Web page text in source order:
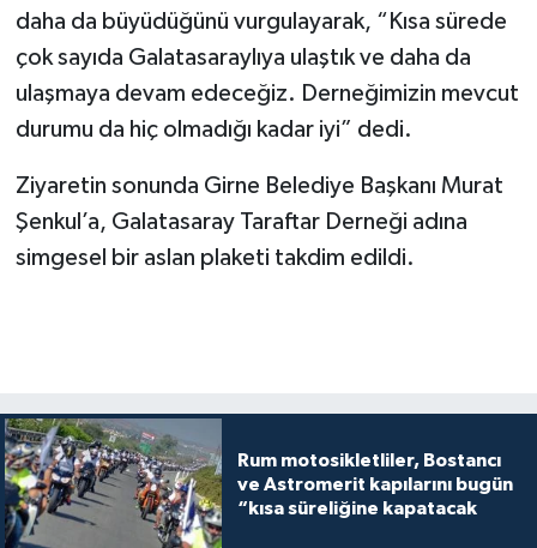
daha da büyüdüğünü vurgulayarak, “Kısa sürede
çok sayıda Galatasaraylıya ulaştık ve daha da
ulaşmaya devam edeceğiz. Derneğimizin mevcut
durumu da hiç olmadığı kadar iyi” dedi.
Ziyaretin sonunda Girne Belediye Başkanı Murat
Şenkul’a, Galatasaray Taraftar Derneği adına
simgesel bir aslan plaketi takdim edildi.
Rum motosikletliler, Bostancı
ve Astromerit kapılarını bugün
“kısa süreliğine kapatacak